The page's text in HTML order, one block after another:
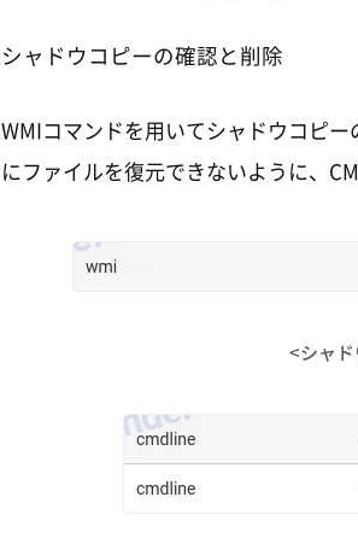
シャドウコピーの確認と削除
WMIコマンドを用いてシャドウコピ
にファイルを復元できないように、
<シャ